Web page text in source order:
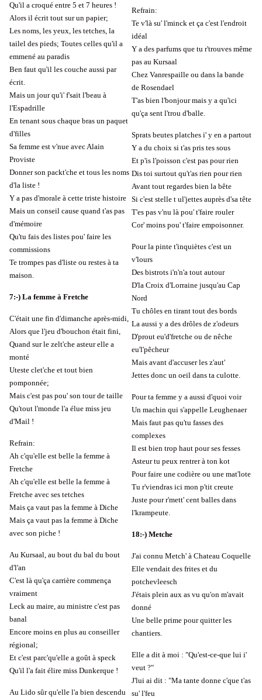
Qu'il a croqué entre 5 et 7 heures !
Alors il écrit tout sur un papier;
Les noms, les yeux, les tetches, la
tailel des pieds; Toutes celles qu'il a
emmené au paradis
Ben faut qu'il les couche aussi par
écrit.
Mais un jour qu'i' f'sait l'beau à
l'Espadrille
En tenant sous chaque bras un paquet
d'filles
Sa femme est v'nue avec Alain
Proviste
Donner son packt'che et tous les noms
d'la liste !
Y a pas d'morale à cette triste histoire
Mais un conseil cause quand t'as pas
d'mémoire
Qu'tu fais des listes pou' faire les
commissions
Te trompes pas d'liste ou restes à ta
maison.
7:-) La femme à Fretche
C'était une fin d'dimanche après-midi,
Alors que l'jeu d'bouchon était fini,
Quand sur le zelt'che asteur elle a
monté
Uteste clet'che et tout bien
pomponnée;
Mais c'est pas pou' son tour de taille
Qu'tout l'monde l'a élue miss jeu
d'Mail !
Refrain:
Ah c'qu'elle est belle la femme à
Fretche
Ah c'qu'elle est belle la femme à
Fretche avec ses tetches
Mais ça vaut pas la femme à Diche
Mais ça vaut pas la femme à Diche
avec son piche !
Au Kursaal, au bout du bal du bout
d'l'an
C'est là qu'ça carrière commença
vraiment
Leck au maire, au ministre c'est pas
banal
Encore moins en plus au conseiller
régional;
Et c'est parc'qu'elle a goût à speck
Qu'il l'a fait élire miss Dunkerque !
Au Lido sûr qu'elle l'a bien descendu
Refrain:
Te v'là su' l'minck et ça c'est l'endroit
idéal
Y a des parfums que tu r'trouves même
pas au Kursaal
Chez Vanrespaille ou dans la bande
de Rosendael
T'as bien l'bonjour mais y a qu'ici
qu'ça sent l'trou d'balle.
Sprats beutes platches i' y en a partout
Y a du choix si t'as pris tes sous
Et p'is l'poisson c'est pas pour rien
Dis toi surtout qu't'as rien pour rien
Avant tout regardes bien la bête
Si c'est stelle t ul'jettes auprès d'sa tête
T'es pas v'nu là pou' t'faire rouler
Cor' moins pou' t'faire empoisonner.
Pour la pinte t'inquiètes c'est un
v'lours
Des bistrots i'n'n'a tout autour
D'la Croix d'Lorraine jusqu'au Cap
Nord
Tu chôles en tirant tout des bords
La aussi y a des drôles de z'odeurs
D'prout eu'd'fretche ou de nêche
eu'l'pêcheur
Mais avant d'accuser les z'aut'
Jettes donc un oeil dans ta culotte.
Pour ta femme y a aussi d'quoi voir
Un machin qui s'appelle Leughenaer
Mais faut pas qu'tu fasses des
complexes
Il est bien trop haut pour ses fesses
Asteur tu peux rentrer à ton kot
Pour faire une codière ou une mat'lote
Tu r'viendras ici mon p'tit creute
Juste pour r'mett' cent balles dans
l'krampeute.
18:-) Metche
J'ai connu Metch' à Chateau Coquelle
Elle vendait des frites et du
potchevleesch
J'étais plein aux as vu qu'on m'avait
donné
Une belle prime pour quitter les
chantiers.
Elle a dit à moi : "Qu'est-ce-que lui i'
veut ?"
J'lui ai dit : "Ma tante donne c'que t'as
su' l'feu